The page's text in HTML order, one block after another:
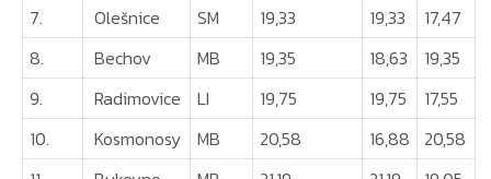
7. Olešnice SM 19,33 19,33
17,47
8.
Bechov MB 19,35 18,63
19,35
9.
Radimovice LI 19,75 19,75
17,55
10.
Kosmonosy MB 20,58 16,88
20,58